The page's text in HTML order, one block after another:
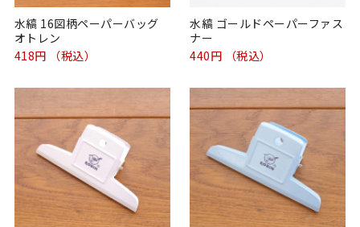
水縞 16図柄ペーパーバッグ
オトレン
418円 （税込）
水縞 ゴールドペーパーファス
ナー
440円 （税込）